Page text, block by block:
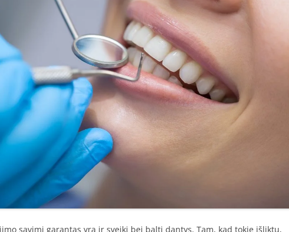
savimi garantas yra ir sveiki bei balti dantys. Tam, kad tokie išliktų,